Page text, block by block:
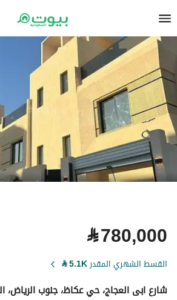
⃁780,000
القسط الشهري المقدر5.1K
⃁
شارع ابى العجاج، حي عكاظ، جنوب الرياض،